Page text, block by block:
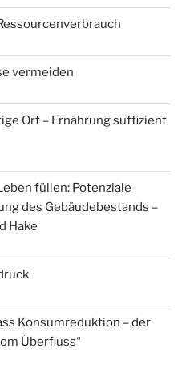
vermeiden
Ort – Ernährung suffizient
füllen: Potenziale
des Gebäudebestands –
Hake
Konsumreduktion – der
Überfluss“